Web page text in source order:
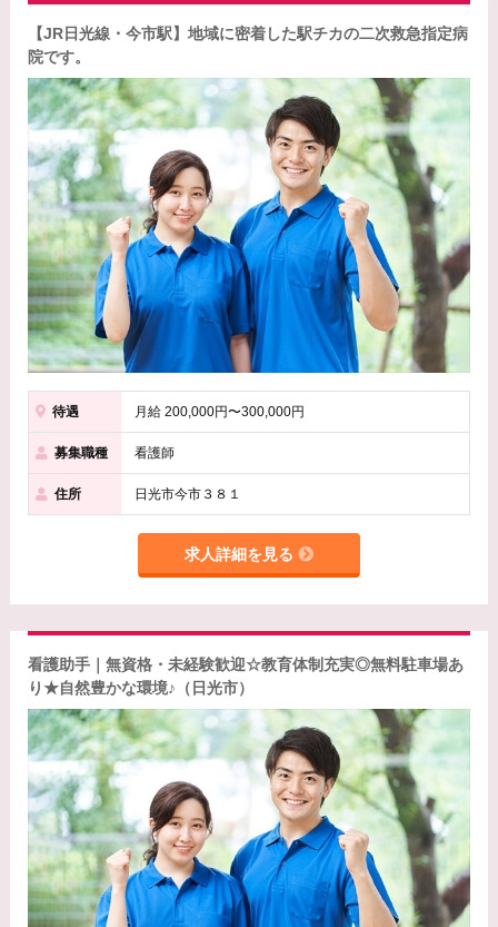
【JR日光線・今市駅】地域に密着した駅チカの二次救急指定病
院です。
待遇 月給 200,000円〜300,000円
募集職種 看護師
住所 日光市今市３８１
求人詳細を見る
看護助手｜無資格・未経験歓迎☆教育体制充実◎無料駐車場あ
り★自然豊かな環境♪（日光市）